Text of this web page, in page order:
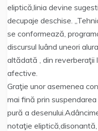
eliptică,linia devine
decupaje deschise.
se conformează,
discursul luând uneori
altădată , din reverberaţii
afective.
Graţie unor asemenea
mai fină prin
pură a
notaţie